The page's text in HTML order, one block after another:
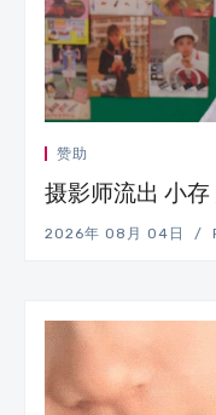
赞助
摄影师流出 小
2026年 08月 04日